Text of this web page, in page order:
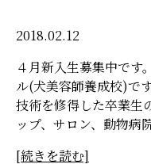
2018.02.12
４月新入生募集中です
ル(犬美容師養成校)で
技術を修得した卒業生
ップ、サロン、動物
[続きを読む]